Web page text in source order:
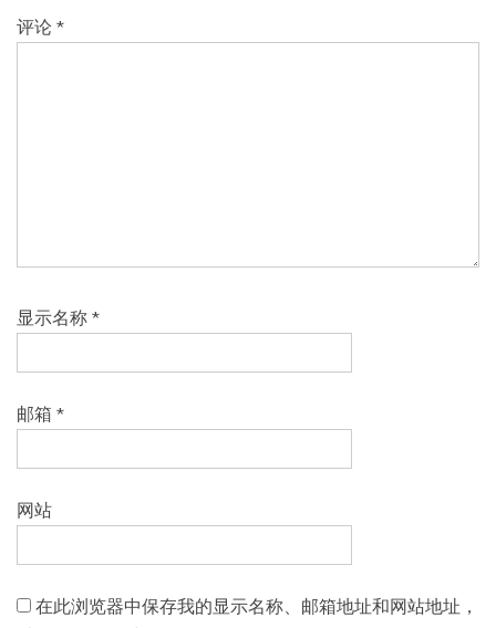
评论 *
显示名称 *
邮箱 *
网站
在此浏览器中保存我的显示名称、邮箱地址和网站地址，